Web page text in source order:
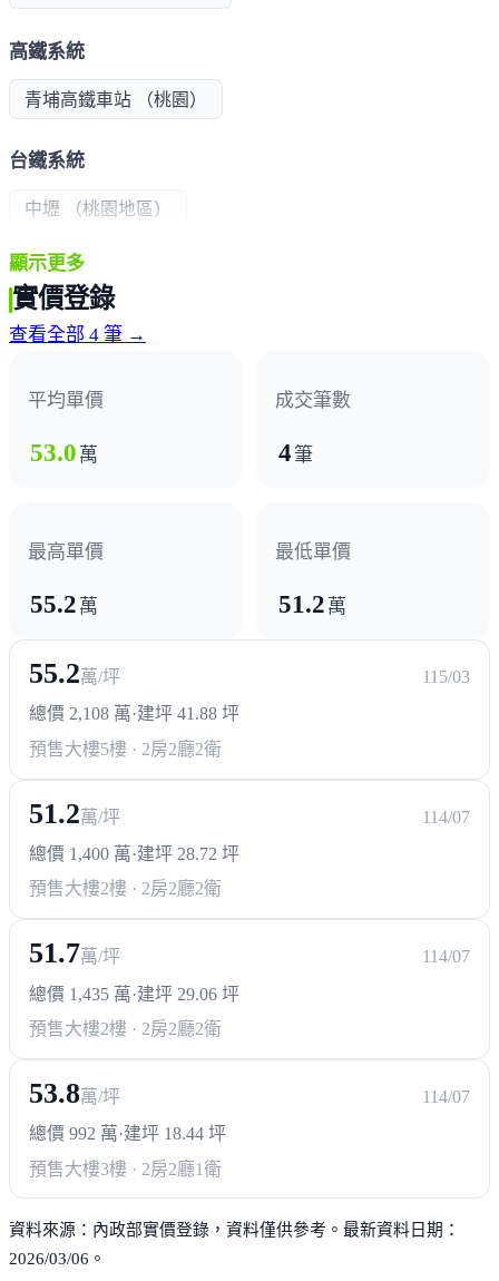
高鐵系統
青埔高鐵車站 （桃園）
台鐵系統
中壢 （桃園地區）
學區/學校
中壢夜市
醫療機構
政府機構
區公所 戶政
顯示更多
實價登錄
查看全部 4 筆 →
平均單價
53.0 萬
成交筆數
4筆
最高單價
55.2 萬
最低單價
51.2 萬
55.2萬/坪
115/03
總價 2,108 萬·建坪 41.88 坪
預售大樓5樓 · 2房2廳2衛
51.2萬/坪
114/07
總價 1,400 萬·建坪 28.72 坪
預售大樓2樓 · 2房2廳2衛
51.7萬/坪
114/07
總價 1,435 萬·建坪 29.06 坪
預售大樓2樓 · 2房2廳2衛
53.8萬/坪
114/07
總價 992 萬·建坪 18.44 坪
預售大樓3樓 · 2房2廳1衛
資料來源：內政部實價登錄，資料僅供參考。最新資料日期：
2026/03/06。